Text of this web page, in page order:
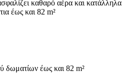
καθαρό αέρα και κατάλληλα
έως και 82 m²
δωματίων έως και 82 m²